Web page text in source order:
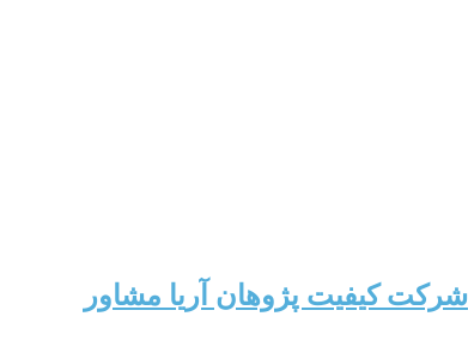
شرکت کیفیت پژوهان آریا مشاور